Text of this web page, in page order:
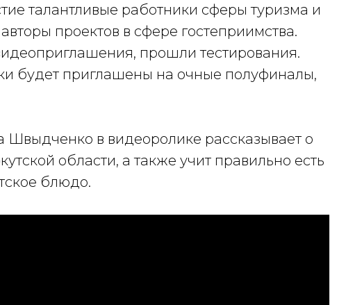
талантливые работники сферы туризма и
проектов в сфере гостеприимства.
прошли тестирования.
будет приглашены на очные полуфиналы,
Швыдченко в видеоролике рассказывает о
области, а также учит правильно есть
блюдо.